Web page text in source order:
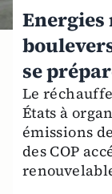
Energies
se
Le
États à
émissions
des COP